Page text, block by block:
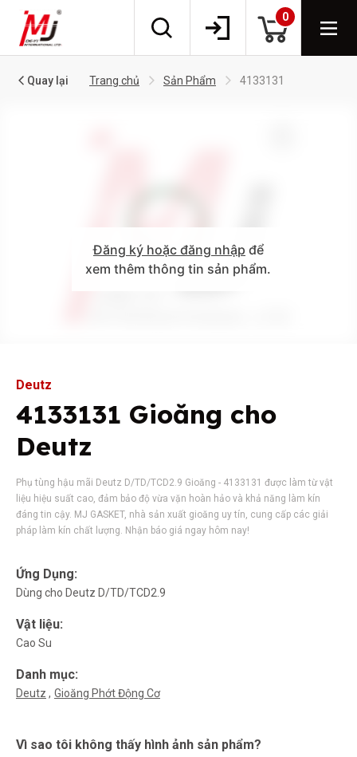
0
Quay lại Trang chủ Sản Phẩm 4133131
Đăng ký hoặc đăng nhập để
xem thêm thông tin sản phẩm.
Deutz
4133131 Gioăng cho
Deutz
Phụ tùng hậu mãi Deutz D/TD/TCD2.9 Gioăng - 4133131 được làm từ vật
liệu hiệu suất cao, đảm bảo độ vừa vặn hoàn hảo và khả năng làm kín
đáng tin cậy. MJ GASKET, nhà sản xuất gioăng uy tín, cung cấp các giải
pháp làm kín chất lượng. Nhận báo giá ngay hôm nay!
Ứng Dụng:
Dùng cho Deutz D/TD/TCD2.9
Vật liệu:
Cao Su
Danh mục:
Deutz Gioăng Phớt Động Cơ
Vì sao tôi không thấy hình ảnh sản phẩm?